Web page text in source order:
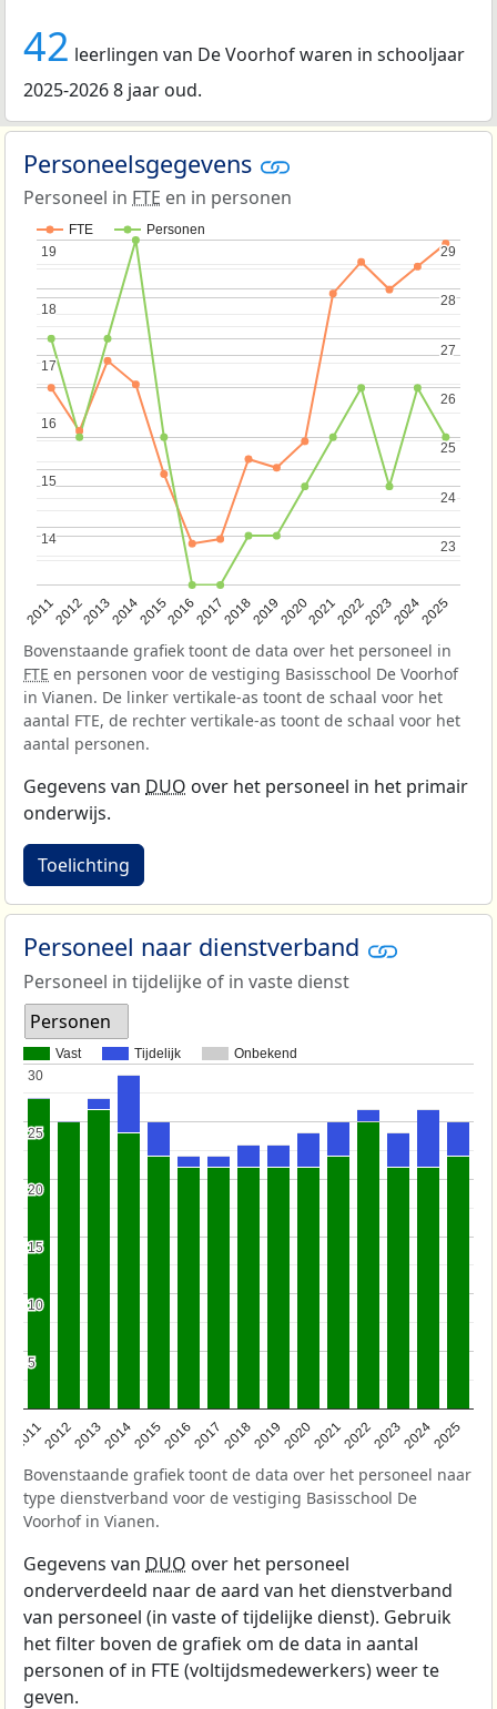
42 leerlingen van De Voorhof waren in schooljaar
2025-2026 8 jaar oud.
Personeelsgegevens
Personeel in FTE en in personen
FTE Personen
201120122013201420152016201720182019202020212022202320242025
14
14
15
15
16
16
17
17
18
18
19
19
23
23
24
24
25
25
26
26
27
27
28
28
29
29
Bovenstaande grafiek toont de data over het personeel in
FTE en personen voor de vestiging Basisschool De Voorhof
in Vianen. De linker vertikale-as toont de schaal voor het
aantal FTE, de rechter vertikale-as toont de schaal voor het
aantal personen.
Gegevens van DUO over het personeel in het primair
onderwijs.
Toelichting
Personeel naar dienstverband
Personeel in tijdelijke of in vaste dienst
Personen
Vast Tijdelijk Onbekend
201120122013201420152016201720182019202020212022202320242025
5
5
10
10
15
15
20
20
25
25
30
30
Bovenstaande grafiek toont de data over het personeel naar
type dienstverband voor de vestiging Basisschool De
Voorhof in Vianen.
Gegevens van DUO over het personeel
onderverdeeld naar de aard van het dienstverband
van personeel (in vaste of tijdelijke dienst). Gebruik
het filter boven de grafiek om de data in aantal
personen of in FTE (voltijdsmedewerkers) weer te
geven.